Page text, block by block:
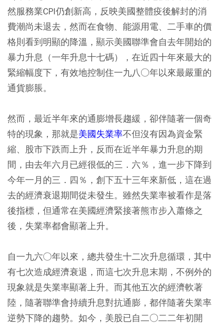
然服務業CPI仍創新高，反映美國整體疫後解封的消
費潮尚未退去，然而在食物、能源用電、二手車的價
格則看到明顯的降溫，顯示美國聯準會自去年開始的
暴力升息（一年升息十七碼），在近四十年來最大的
緊縮幅度下，有效地控制住一九八○年以來最嚴重的
通貨膨脹。
然而，最近半年來的通膨增長趨緩，卻伴隨著一個奇
特的現象，那就是美國失業率不但沒有因為資金緊
縮、股市下跌而上升，反而在近半年暴力升息的期
間，由去年六月已經很低的三．六％，進一步下降到
今年一月的三．四％，創下五十三年來新低，這在過
去的經濟衰退期間從未發生。雖然失業率被看作是落
後指標，但通常在美國經濟緊接著熊市步入蕭條之
後，失業率都會顯著上升。
自一九六○年以來，總共發生十二次升息循環，其中
有七次造成經濟衰退，而這七次升息末期，不例外的
現象就是失業率顯著上升。而其他五次的經濟軟著
陸，隨著聯準會持續升息對抗通膨，都伴隨著失業率
逆勢下降的趨勢。如今，美股已自二○二二年初開